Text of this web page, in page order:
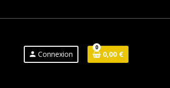
person Connexion
0
0,00 €